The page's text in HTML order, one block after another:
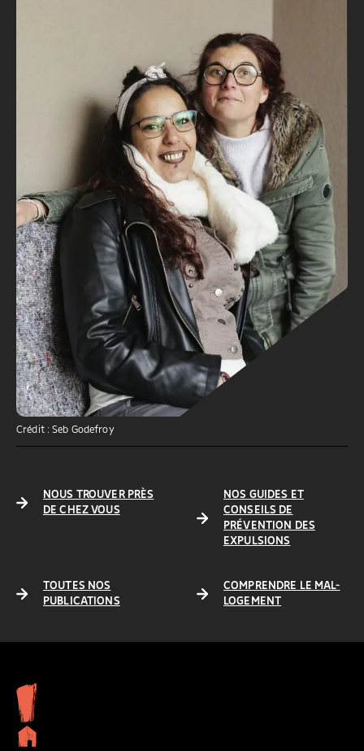
Crédit : Seb Godefroy
NOUS TROUVER PRÈS
DE CHEZ VOUS
NOS GUIDES ET
CONSEILS DE
PRÉVENTION DES
EXPULSIONS
TOUTES NOS
PUBLICATIONS
COMPRENDRE LE MAL-
LOGEMENT